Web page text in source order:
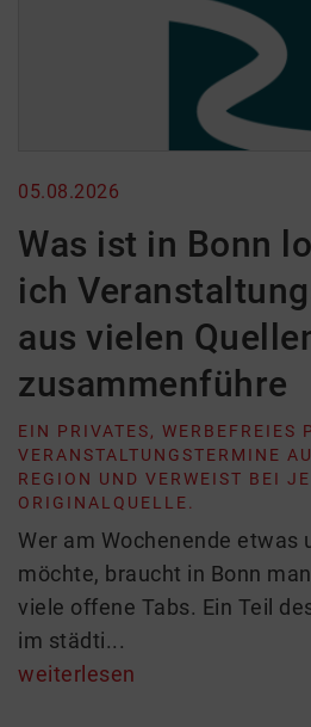
05.08.2026
Was ist in Bonn
ich
aus vielen
zusammenführe
EIN PRIVATES, WERBEFREIES
VERANSTALTUNGSTERMINE
REGION UND VERWEIST BEI
ORIGINALQUELLE.
Wer am Wochenende etwas
möchte, braucht in Bonn
viele offene Tabs. Ein Teil
im städti...
weiterlesen